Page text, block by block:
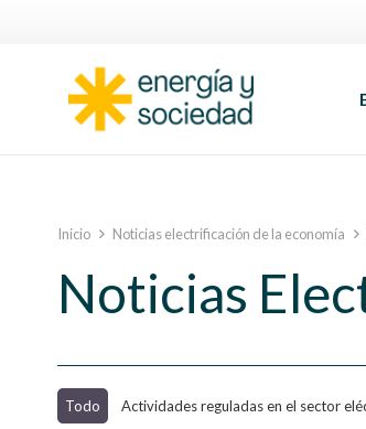
Inicio Noticias electrificación de la economía
Noticias
Todo Actividades reguladas en el sector